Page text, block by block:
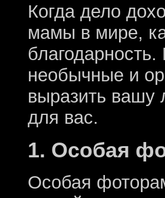
Когда дело
мамы в мире,
необычные и
выразить вашу
для вас.
1. Особая
Особая